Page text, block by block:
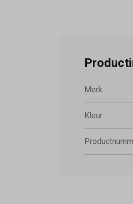
Merk
Kleur